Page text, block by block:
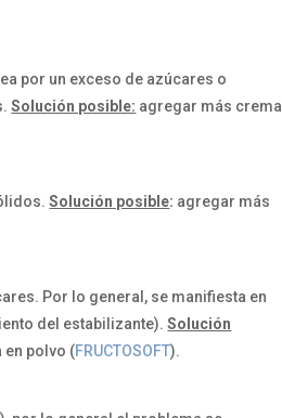
por un exceso de azúcares o
Solución posible: agregar más crema
Solución posible: agregar más
Por lo general, se manifiesta en
del estabilizante).Solución
polvo (FRUCTOSOFT).